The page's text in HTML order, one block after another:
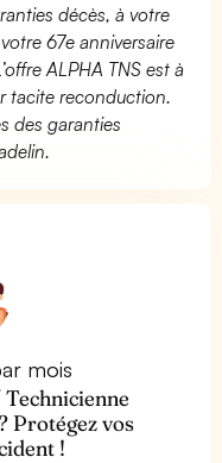
décès, à votre
67e anniversaire
ALPHA TNS est à
tacite reconduction.
des garanties
mois
Protégez vos
!